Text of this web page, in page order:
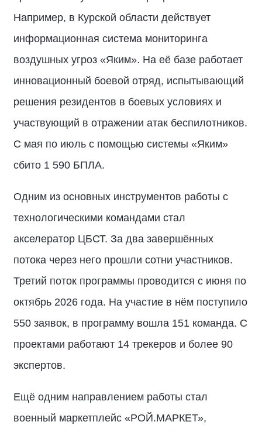
Например, в Курской области действует
информационная система мониторинга
воздушных угроз «Яким». На её базе работает
инновационный боевой отряд, испытывающий
решения резидентов в боевых условиях и
участвующий в отражении атак беспилотников.
С мая по июль с помощью системы «Яким»
сбито 1 590 БПЛА.
Одним из основных инструментов работы с
технологическими командами стал
акселератор ЦБСТ. За два завершённых
потока через него прошли сотни участников.
Третий поток программы проводится с июня по
октябрь 2026 года. На участие в нём поступило
550 заявок, в программу вошла 151 команда. С
проектами работают 14 трекеров и более 90
экспертов.
Ещё одним направлением работы стал
военный маркетплейс «РОЙ.МАРКЕТ»,